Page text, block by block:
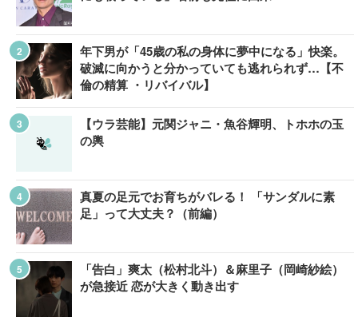
年下男が「45歳の私の身体に夢中になる」快楽。
破滅に向かうと分かっていても逃れられず…【不
倫の精算 ・リバイバル】
【ウラ芸能】元関ジャニ・魚谷輝明、トホホの玉
の輿
真夏の足元でお育ちがバレる！ 「サンダルに素
足」って大丈夫？（前編）
「告白」爽太（松村北斗）＆麻里子（岡崎紗絵）
が急接近 恋が大きく動き出す